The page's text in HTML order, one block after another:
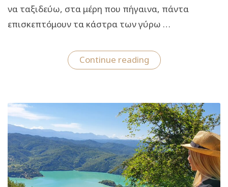
να ταξιδεύω, στα μέρη που πήγαινα, πάντα
επισκεπτόμουν τα κάστρα των γύρω …
Continue reading“Το
travelgirl.gr
Κάστρο
της
Άρτας”